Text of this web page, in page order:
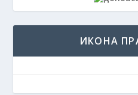
ИКОНА